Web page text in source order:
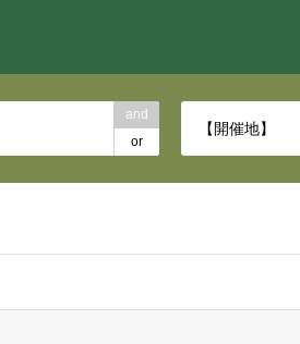
and
or
【開催地】